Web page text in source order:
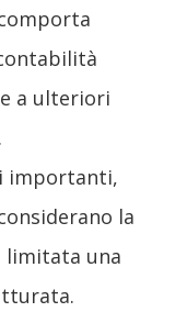
a ulteriori
importanti,
la
limitata una